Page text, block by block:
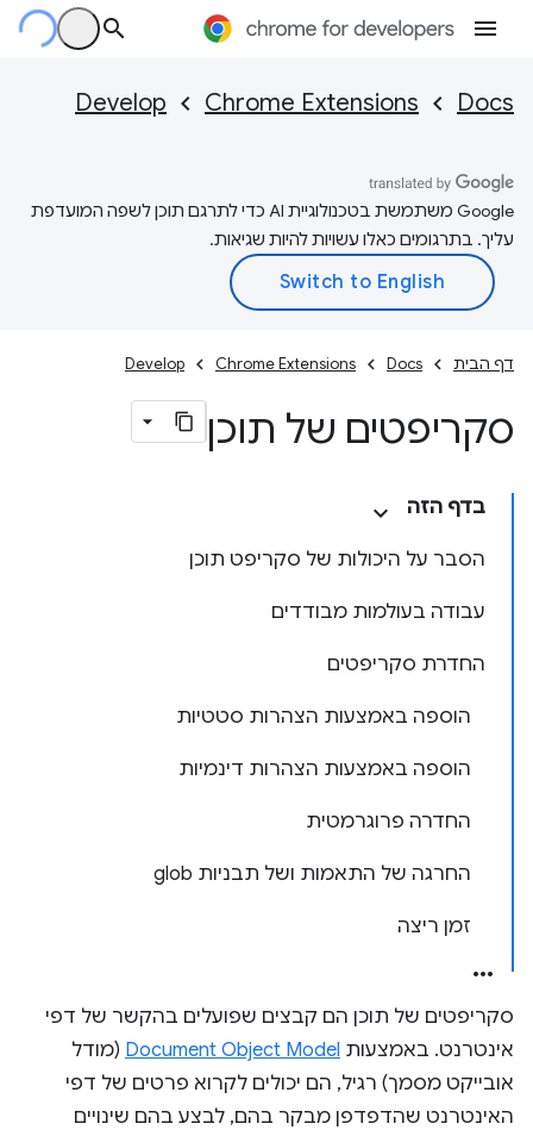
Docs
Chrome Extensions
Develop
‫Google משתמשת בטכנולוגיית AI כדי לתרגם תוכן לשפה המועדפת
עליך. בתרגומים כאלו עשויות להיות שגיאות.
דף הבית Docs
Chrome Extensions
Develop
סקריפטים של תוכן
בדף הזה
הסבר על היכולות של סקריפט תוכן
עבודה בעולמות מבודדים
החדרת סקריפטים
הוספה באמצעות הצהרות סטטיות
הוספה באמצעות הצהרות דינמיות
החדרה פרוגרמטית
החרגה של התאמות ושל תבניות glob
זמן ריצה
סקריפטים של תוכן הם קבצים שפועלים בהקשר של דפי
אינטרנט. באמצעות Document Object Model (מודל
אובייקט מסמך) רגיל, הם יכולים לקרוא פרטים של דפי
האינטרנט שהדפדפן מבקר בהם, לבצע בהם שינויים